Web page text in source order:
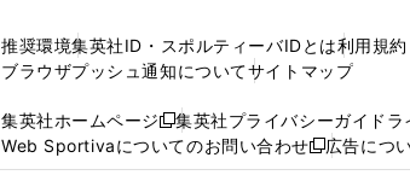
推奨環境集英社ID・スポルティーバIDとは利用規
ブラウザプッシュ通知についてサイトマップ
集英社ホームページ
新
し
集英社プライバシーガイドラ
Web Sportivaについてのお問い合わせ
新
広告につ